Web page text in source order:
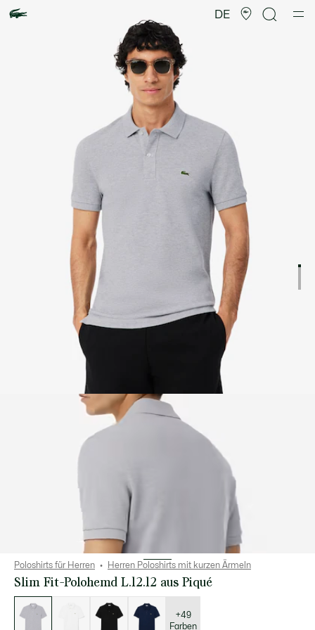
DE
Poloshirts für Herren Herren Poloshirts mit kurzen Ärmeln
Slim Fit-Polohemd L.12.12 aus Piqué
der
Varianten
+49
Farben